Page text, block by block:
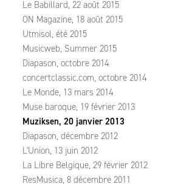
Le Babillard, 22 août 2015
ON Magazine, 18 août 2015
Utmisol, été 2015
Musicweb, Summer 2015
Diapason, octobre 2014
concertclassic.com, octobre 2014
Le Monde, 13 mars 2014
Muse baroque, 19 février 2013
Muziksen, 20 janvier 2013
Diapason, décembre 2012
L'Union, 13 juin 2012
La Libre Belgique, 29 février 2012
ResMusica, 8 décembre 2011